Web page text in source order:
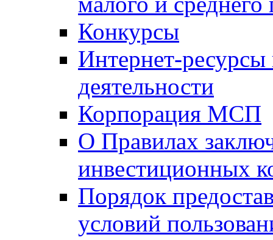
Конкурсы
Интернет-
деятельности
Корпорация МСП
О Правилах
инвестиционных
Порядок
условий